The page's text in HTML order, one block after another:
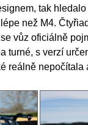
tak
než M4.
vůz oficiálně
turné, s verzí
reálně nepočítala